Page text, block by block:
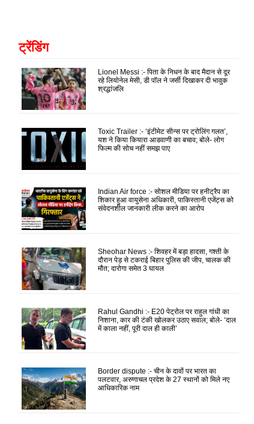
ट्रेंडिंग
Lionel Messi :- पिता के निधन के बाद मैदान से दूर
रहे लियोनेल मेसी, डी पॉल ने जर्सी दिखाकर दी भावुक
श्रद्धांजलि
Toxic Trailer :- ‘इंटीमेट सीन्स पर ट्रोलिंग गलत’,
यश ने किया कियारा आडवाणी का बचाव; बोले- लोग
फिल्म की सोच नहीं समझ पाए
Indian Air force :- सोशल मीडिया पर हनीट्रैप का
शिकार हुआ वायुसेना अधिकारी, पाकिस्तानी एजेंट्स को
संवेदनशील जानकारी लीक करने का आरोप
Sheohar News :- शिवहर में बड़ा हादसा, गश्ती के
दौरान पेड़ से टकराई बिहार पुलिस की जीप, चालक की
मौत; दारोगा समेत 3 घायल
Rahul Gandhi :- E20 पेट्रोल पर राहुल गांधी का
निशाना, कार की टंकी खोलकर उठाए सवाल; बोले- ‘दाल
में काला नहीं, पूरी दाल ही काली’
Border dispute :- चीन के दावों पर भारत का
पलटवार, अरुणाचल प्रदेश के 27 स्थानों को मिले नए
आधिकारिक नाम